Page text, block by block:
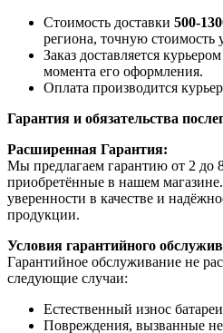
Стоимость доставки 500-
региона, точную стоимость
Заказ доставляется
момента его оформления.
Оплата производится
Гарантия и обязательства
Расширенная Гарантия:
Мы предлагаем гарантию от 2 до
приобретённые в нашем
уверенности в качестве и
продукции.
Условия гарантийного
Гарантийное обслуживание не
следующие случаи:
Естественный износ
Повреждения, вызванные